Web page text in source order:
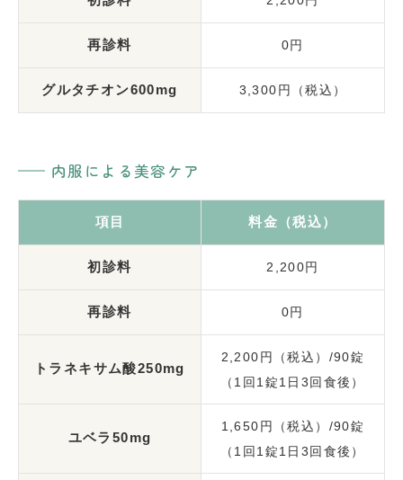
再診料 0円
グルタチオン600mg 3,300円（税込）
内服による美容ケア
項目 料金（税込）
初診料 2,200円
再診料 0円
トラネキサム酸250mg
2,200円（税込）/90錠
（1回1錠1日3回食後）
ユベラ50mg
1,650円（税込）/90錠
（1回1錠1日3回食後）